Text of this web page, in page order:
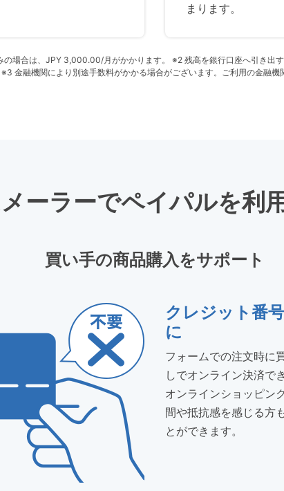
まります。
場合は、JPY 3,000.00/月がかかります。 ※2 残高を銀行口座へ引き出
金融機関により別途手数料がかかる場合がございます。ご利用の金融
ーラーでペイパルを利
買い手の商品購入をサポート
クレジット番
に
フォームでの注文時に
しでオンライン決済で
オンラインショッピン
間や抵抗感を感じる方
とができます。